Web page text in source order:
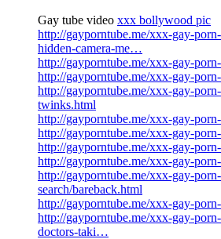
Gay tube video xxx bollywood pic
http://gayporntube.me/xxx-gay-
hidden-camera-me…
http://gayporntube.me/xxx-gay-
http://gayporntube.me/xxx-gay-
http://gayporntube.me/xxx-gay-
twinks.html
http://gayporntube.me/xxx-gay-
http://gayporntube.me/xxx-gay-
http://gayporntube.me/xxx-gay-
http://gayporntube.me/xxx-gay-
http://gayporntube.me/xxx-gay-
search/bareback.html
http://gayporntube.me/xxx-gay-
http://gayporntube.me/xxx-gay-
doctors-taki…